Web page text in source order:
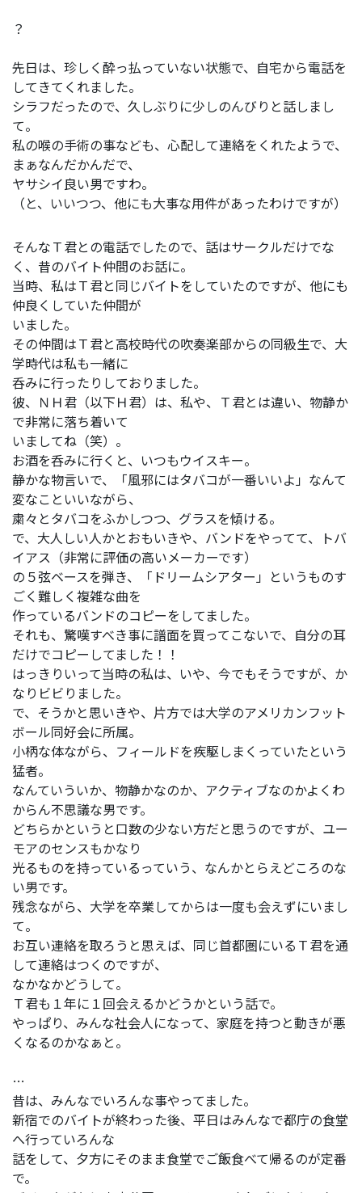
？
先日は、珍しく酔っ払っていない状態で、自宅から電話を
してきてくれました。
シラフだったので、久しぶりに少しのんびりと話しまし
て。
私の喉の手術の事なども、心配して連絡をくれたようで、
まぁなんだかんだで、
ヤサシイ良い男ですわ。
（と、いいつつ、他にも大事な用件があったわけですが）
そんなＴ君との電話でしたので、話はサークルだけでな
く、昔のバイト仲間のお話に。
当時、私はＴ君と同じバイトをしていたのですが、他にも
仲良くしていた仲間が
いました。
その仲間はＴ君と高校時代の吹奏楽部からの同級生で、大
学時代は私も一緒に
呑みに行ったりしておりました。
彼、ＮＨ君（以下Ｈ君）は、私や、Ｔ君とは違い、物静か
で非常に落ち着いて
いましてね（笑）。
お酒を呑みに行くと、いつもウイスキー。
静かな物言いで、「風邪にはタバコが一番いいよ」なんて
変なこといいながら、
粛々とタバコをふかしつつ、グラスを傾ける。
で、大人しい人かとおもいきや、バンドをやってて、トバ
イアス（非常に評価の高いメーカーです）
の５弦ベースを弾き、「ドリームシアター」というものす
ごく難しく複雑な曲を
作っているバンドのコピーをしてました。
それも、驚嘆すべき事に譜面を買ってこないで、自分の耳
だけでコピーしてました！！
はっきりいって当時の私は、いや、今でもそうですが、か
なりビビりました。
で、そうかと思いきや、片方では大学のアメリカンフット
ボール同好会に所属。
小柄な体ながら、フィールドを疾駆しまくっていたという
猛者。
なんていういか、物静かなのか、アクティブなのかよくわ
からん不思議な男です。
どちらかというと口数の少ない方だと思うのですが、ユー
モアのセンスもかなり
光るものを持っているっていう、なんかとらえどころのな
い男です。
残念ながら、大学を卒業してからは一度も会えずにいまし
て。
お互い連絡を取ろうと思えば、同じ首都圏にいるＴ君を通
して連絡はつくのですが、
なかなかどうして。
Ｔ君も１年に１回会えるかどうかという話で。
やっぱり、みんな社会人になって、家庭を持つと動きが悪
くなるのかなぁと。
…
昔は、みんなでいろんな事やってました。
新宿でのバイトが終わった後、平日はみんなで都庁の食堂
へ行っていろんな
話をして、夕方にそのまま食堂でご飯食べて帰るのが定番
で。